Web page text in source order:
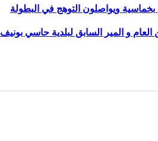
ويواصلون التوهج في البطولة
و المير السابق لبلدية حاسي بونيف